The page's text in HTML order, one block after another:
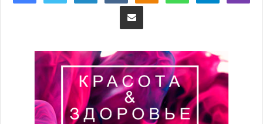
Поделиться через электронную почту